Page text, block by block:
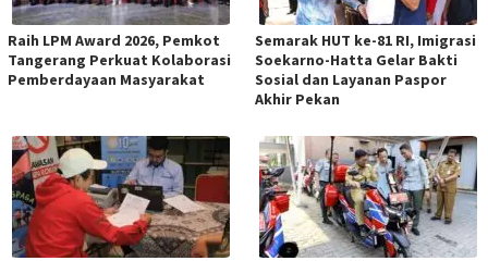
Raih LPM Award 2026, Pemkot
Tangerang Perkuat Kolaborasi
Pemberdayaan Masyarakat
Semarak HUT ke-81 RI, Imigrasi
Soekarno-Hatta Gelar Bakti
Sosial dan Layanan Paspor
Akhir Pekan